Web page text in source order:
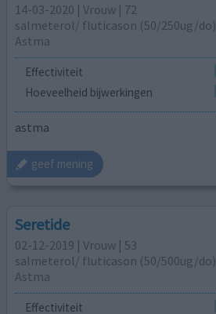
14-03-2020 | Vrouw | 72
salmeterol/ fluticason (50/250ug/do)
Astma
Effectiviteit
Hoeveelheid bijwerkingen
astma
geef mening
Seretide
02-12-2019 | Vrouw | 53
salmeterol/ fluticason (50/500ug/do)
Astma
Effectiviteit